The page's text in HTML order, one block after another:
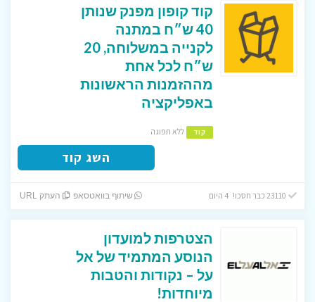
קוד קופון מפנק שנותן
40 ש״ח במתנה
לקנייה במשלוחה, 20
ש״ח לכל אחת
מההזמנות הראשונות
באפליקציה
קוד ללא תפוגה
השג קוד
שיתוף בוואטסאפ העתק URL
הצטרפות למועדון
הנוסע המתמיד של אל
על – נקודות והטבות
מיוחדות!